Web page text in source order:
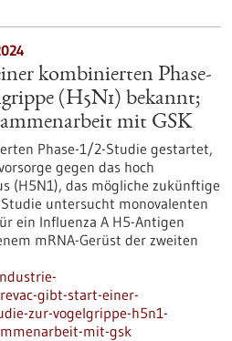
kombinierten Phase-
(H5N1) bekannt;
mit GSK
Phase-1/2-Studie gestartet,
gegen das hoch
(H5N1), das mögliche zukünftige
untersucht monovalenten
ein Influenza A H5-Antigen
mRNA-Gerüst der zweiten
gibt-start-einer-
zur-vogelgrippe-h5n1-
mit-gsk